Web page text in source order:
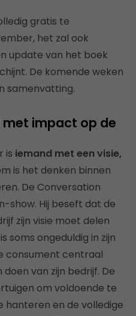
gratis te
het zal ook
update van het boek
De komende weken
samenvatting.
met impact op de
is iemand met een visie,
is het denken binnen
De Conversation
show. Hij beseft dat de
zijn visie moet delen
soms ongeduldig in zijn
consument centraal
van zijn bedrijf. De
om voldoende te
hanteren en de volledige